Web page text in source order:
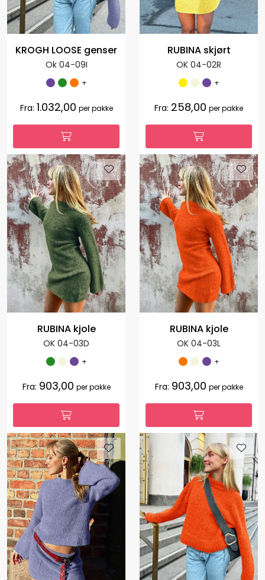
KROGH LOOSE genser
Ok 04-09I
+
Fra: 1.032,00 per pakke
RUBINA skjørt
OK 04-02R
+
Fra: 258,00 per pakke
RUBINA kjole
OK 04-03D
+
Fra: 903,00 per pakke
RUBINA kjole
OK 04-03L
+
Fra: 903,00 per pakke